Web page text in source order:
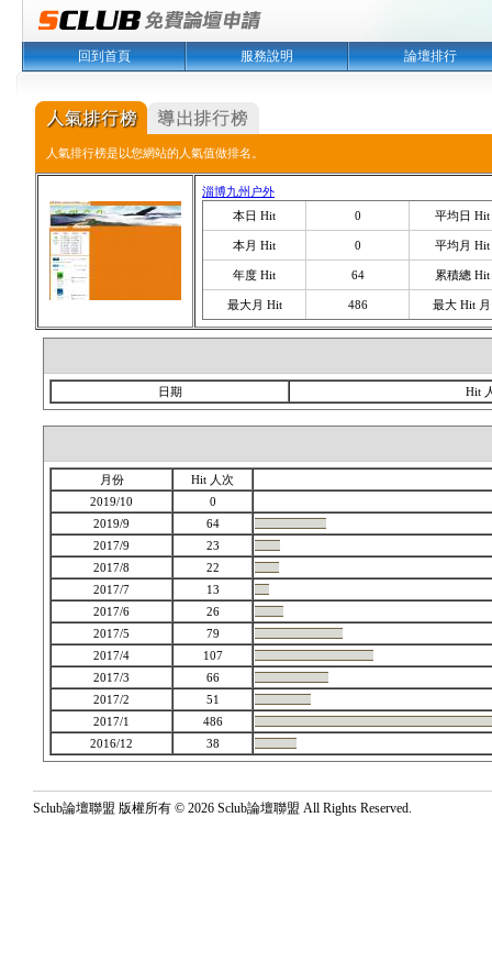
回到首頁 服務說明 論壇排行
人氣排行榜是以您網站的人氣值做排名。
淄博九州户外
本日 Hit
0 平均日 Hit
本月 Hit 0 平均月 Hit
年度 Hit 64 累積總 Hit
最大月 Hit 486 最大 Hit 月
日期 Hit
月份
Hit 人次
2019/10
0
2019/9
64
2017/9
23
2017/8
22
2017/7
13
2017/6
26
2017/5
79
2017/4
107
2017/3
66
2017/2
51
2017/1
486
2016/12
38
Sclub論壇聯盟 版權所有 © 2026 Sclub論壇聯盟 All Rights Reserved.